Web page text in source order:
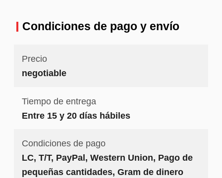
Condiciones de pago y envío
Precio
negotiable
Tiempo de entrega
Entre 15 y 20 días hábiles
Condiciones de pago
LC, T/T, PayPal, Western Union, Pago de
pequeñas cantidades, Gram de dinero